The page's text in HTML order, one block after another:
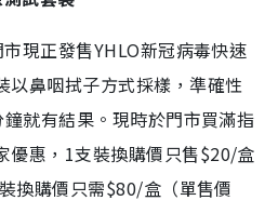
現正發售YHLO新冠病毒快速
以鼻咽拭子方式採樣，準確性
就有結果。現時於門市買滿指
優惠，1支裝換購價只售$20/盒
換購價只需$80/盒（單售價